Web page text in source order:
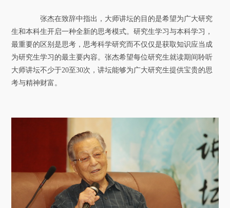
张杰在致辞中指出，大师讲坛的目的是希望为广大研究
生和本科生开启一种全新的思考模式。研究生学习与本科学习，
最重要的区别是思考，思考科学研究而不仅仅是获取知识应当成
为研究生学习的最主要内容。张杰希望每位研究生就读期间聆听
大师讲坛不少于20至30次，讲坛能够为广大研究生提供宝贵的思
考与精神财富。